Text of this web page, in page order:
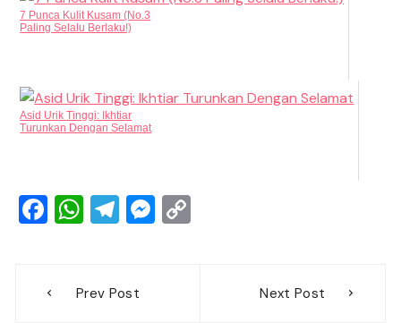
7 Punca Kulit Kusam (No.3
Paling Selalu Berlaku!)
Asid Urik Tinggi: Ikhtiar
Turunkan Dengan Selamat
F
e
W
s
T
gr
M
navigation
Prev Post Next Post